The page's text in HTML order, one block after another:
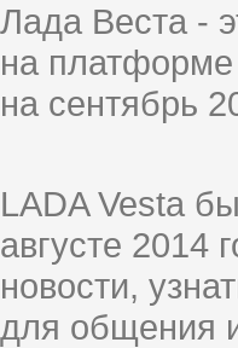
Лада Веста -
на платформе
на сентябрь
LADA Vesta
августе 2014
новости,
для общения